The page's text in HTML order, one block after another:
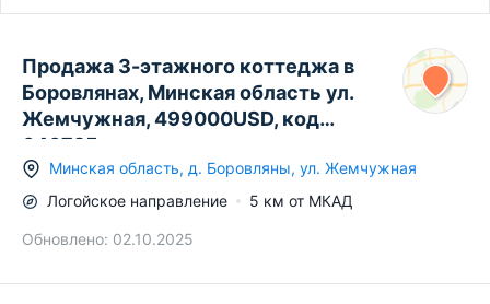
Продажа 3-этажного коттеджа в
Боровлянах, Минская область ул.
Жемчужная, 499000USD, код
646725
Минская область, д. Боровляны, ул. Жемчужная
Логойское направление 5 км от МКАД
Обновлено: 02.10.2025